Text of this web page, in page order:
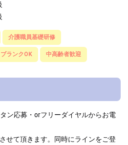
介護職員基礎研修
ブランクOK 中高齢者歓迎
ン応募・orフリーダイヤルからお電
せて頂きます。同時にラインをご登